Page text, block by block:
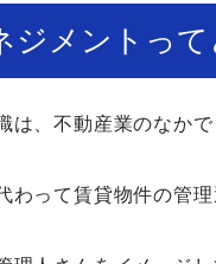
ジメントって
は、不動産業のなか
わって賃貸物件の管